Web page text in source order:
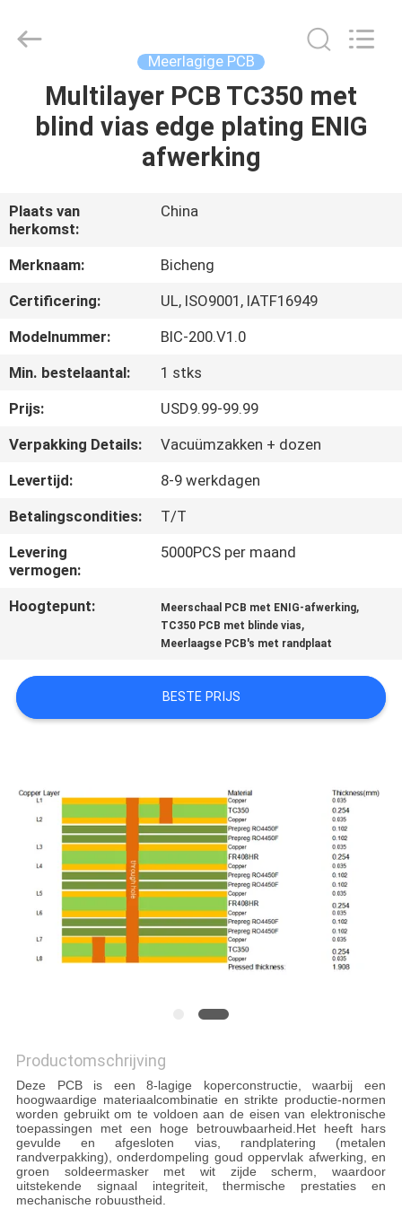
HUIS
PRODUCTEN
VIDEO'S
OVER
ONS
KWALITEITSCONTROLE
NEEM
MET
ONS
GEVALLEN
PRIVACYBELEID
Technology
Meerlagige PCB
Multilayer PCB TC350 met
blind vias edge plating ENIG
afwerking
Plaats van
herkomst:
China
Merknaam:
Bicheng
Certificering:
UL, ISO9001, IATF16949
Modelnummer:
BIC-200.V1.0
Min. bestelaantal:
1 stks
Prijs:
USD9.99-99.99
Verpakking Details:
Vacuümzakken + dozen
Levertijd:
8-9 werkdagen
Betalingscondities:
T/T
Levering
vermogen:
5000PCS per maand
Hoogtepunt: Meerschaal PCB met ENIG-afwerking,
TC350 PCB met blinde vias,
Meerlaagse PCB's met randplaat
BESTE PRIJS
Productomschrijving
Deze PCB is een 8-lagige koperconstructie, waarbij een
hoogwaardige materiaalcombinatie en strikte productie-normen
worden gebruikt om te voldoen aan de eisen van elektronische
toepassingen met een hoge betrouwbaarheid.Het heeft hars
gevulde en afgesloten vias, randplatering (metalen
randverpakking), onderdompeling goud oppervlak afwerking, en
groen soldeermasker met wit zijde scherm, waardoor
uitstekende signaal integriteit, thermische prestaties en
mechanische robuustheid.